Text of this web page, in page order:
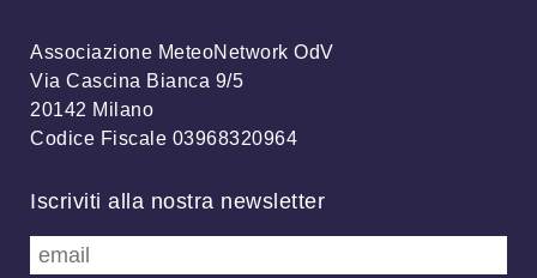
Associazione MeteoNetwork OdV
Via Cascina Bianca 9/5
20142 Milano
Codice Fiscale 03968320964
Iscriviti alla nostra newsletter